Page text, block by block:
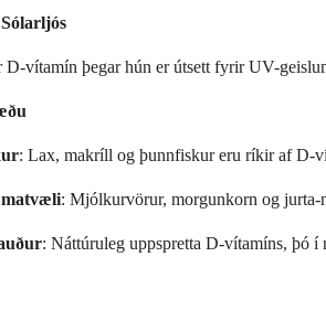
vítamín þegar hún er útsett fyrir UV-
: Lax, makríll og þunnfiskur eru ríkir af D-
: Mjólkurvörur, morgunkorn og
: Náttúruleg uppspretta D-vítamíns, þó í